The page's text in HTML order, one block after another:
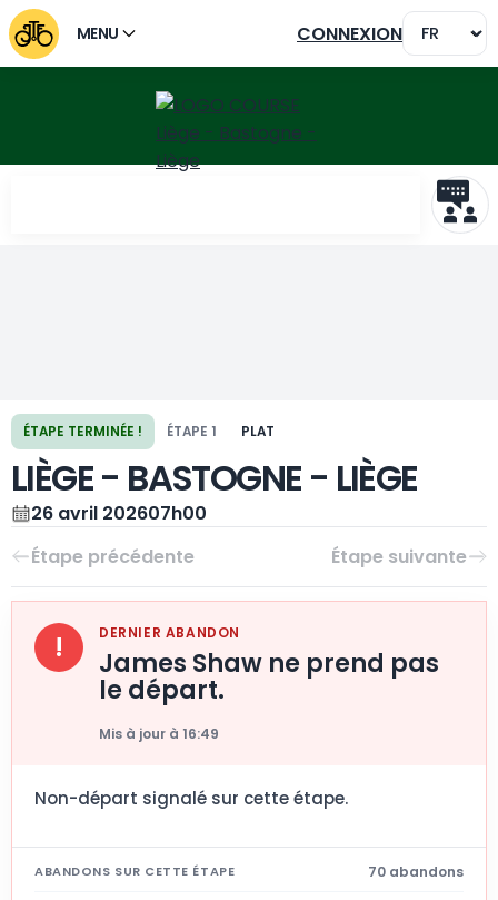
MENU CONNEXION
ÉTAPE TERMINÉE ! ÉTAPE 1 PLAT
LIÈGE - BASTOGNE - LIÈGE
26 avril 202607h00
Étape précédente Étape suivante
! DERNIER ABANDON
James Shaw ne prend pas
le départ.
Mis à jour à 16:49
Non-départ signalé sur cette étape.
ABANDONS SUR CETTE ÉTAPE 70 abandons